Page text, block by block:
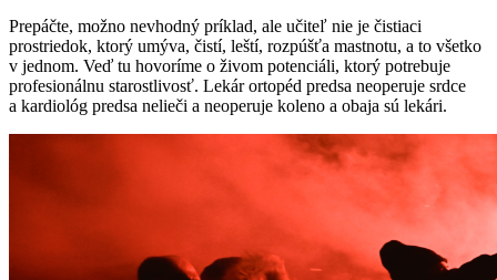
Prepáčte, možno nevhodný príklad, ale učiteľ nie je čistiaci
prostriedok, ktorý umýva, čistí, leští, rozpúšťa mastnotu, a to všetko
v jednom. Veď tu hovoríme o živom potenciáli, ktorý potrebuje
profesionálnu starostlivosť. Lekár ortopéd predsa neoperuje srdce
a kardiológ predsa nelieči a neoperuje koleno a obaja sú lekári.